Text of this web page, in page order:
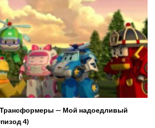
— Мой надоедливый
4)